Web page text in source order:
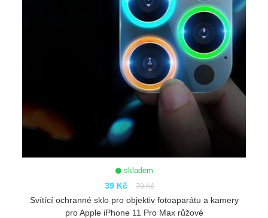
skladem
39 Kč 79 Kč
Svítící ochranné sklo pro objektiv fotoaparátu a kamery
pro Apple iPhone 11 Pro Max růžové